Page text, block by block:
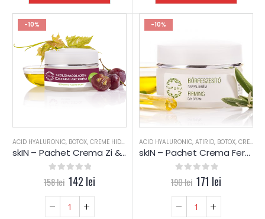
-10%
ACID HYALURONIC, BOTOX, CREME HIDRATARE ,CREME SPECIALE ,PIELE SENSIBILA,PIELE
skIN – Pachet Crema Zi & Noapte pentru ten Uscat cu Samburi Struguri – Yamuna
out of 5
158lei 142 lei
-10%
ACID HYALURONIC, ATIRID, BOTOX, CREME HIDRATARE
skIN – Pachet Crema Fermitate Zi & Noapte pentru ten Matur cu Acid Hyaluronic – Yamuna
out of 5
190lei 171 lei